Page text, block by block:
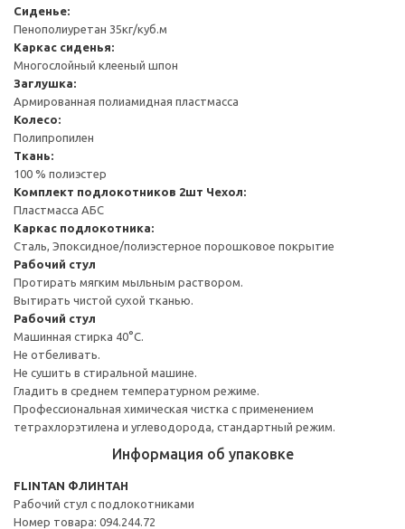
Сиденье:
Пенополиуретан 35кг/куб.м
Каркас сиденья:
Многослойный клееный шпон
Заглушка:
Армированная полиамидная пластмасса
Колесо:
Полипропилен
Ткань:
100 % полиэстер
Комплект подлокотников 2шт Чехол:
Пластмасса АБС
Каркас подлокотника:
Сталь, Эпоксидное/полиэстерное порошковое покрытие
Рабочий стул
Протирать мягким мыльным раствором.
Вытирать чистой сухой тканью.
Рабочий стул
Машинная стирка 40°С.
Не отбеливать.
Не сушить в стиральной машине.
Гладить в среднем температурном режиме.
Профессиональная химическая чистка с применением
тетрахлорэтилена и углеводорода, стандартный режим.
Информация об упаковке
FLINTAN ФЛИНТАН
Рабочий стул с подлокотниками
Номер товара: 094.244.72